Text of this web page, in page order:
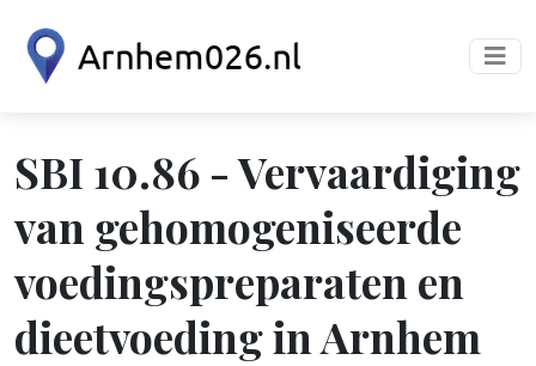
SBI 10.86 - Vervaardiging
van gehomogeniseerde
voedingspreparaten en
dieetvoeding in Arnhem